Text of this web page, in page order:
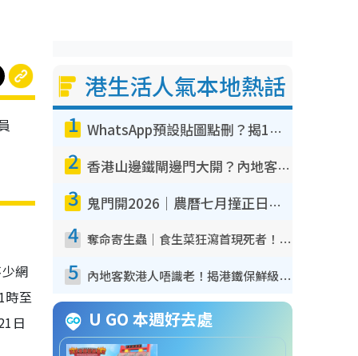
網
時至
日
港生活人氣本地熱話
1 WhatsApp預設貼圖點刪？揭1招「反向操作」還原簡潔介面 附3步實測教學
2 香港山邊鐵閘邊門大開？內地客困惑意義何在！網民神回覆：呢種叫法理性防禦
3 鬼門開2026｜農曆七月撞正日全食特別邪？專家警告切忌做一事！揭4大禁忌+2招保平安
4 奪命寄生蟲｜食生菜狂瀉首現死者！疫潮惡化錄1.8萬宗病例 揭洗菜3大謬誤
5 內地客歎港人唔識老！揭港鐵保鮮級冷氣 港人求放過：咪投訴
U GO 本週好去處